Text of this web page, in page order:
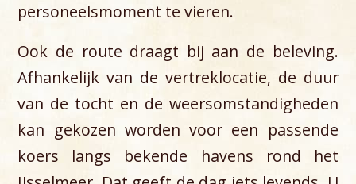
personeelsmoment te vieren.
Ook de route draagt bij aan de beleving.
Afhankelijk van de vertreklocatie, de duur
van de tocht en de weersomstandigheden
kan gekozen worden voor een passende
koers langs bekende havens rond het